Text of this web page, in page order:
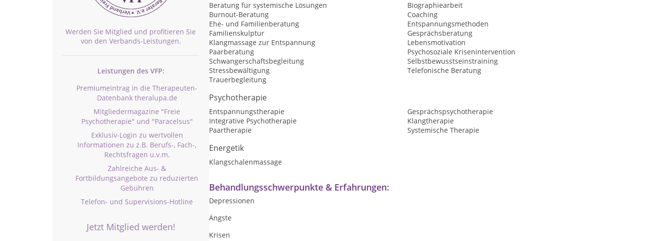
Werden Sie Mitglied und profitieren Sie
von den Verbands-Leistungen.
Leistungen des VFP:
Premiumeintrag in die Therapeuten-
Datenbank theralupa.de
Mitgliedermagazine "Freie
Psychotherapie" und "Paracelsus"
Exklusiv-Login zu wertvollen
Informationen zu z.B. Berufs-, Fach-,
Rechtsfragen u.v.m.
Zahlreiche Aus- &
Fortbildungsangebote zu reduzierten
Gebühren
Telefon- und Supervisions-Hotline
Jetzt Mitglied werden!
Beratung für systemische Lösungen
Biographiearbeit
Burnout-Beratung
Coaching
Ehe- und Familienberatung
Entspannungsmethoden
Familienskulptur
Gesprächsberatung
Klangmassage zur Entspannung
Lebensmotivation
Paarberatung
Psychosoziale Krisenintervention
Schwangerschaftsbegleitung
Selbstbewusstseinstraining
Stressbewältigung
Telefonische Beratung
Trauerbegleitung
Psychotherapie
Entspannungstherapie
Gesprächspsychotherapie
Integrative Psychotherapie
Klangtherapie
Paartherapie
Systemische Therapie
Energetik
Klangschalenmassage
Behandlungsschwerpunkte & Erfahrungen:
Depressionen
Ängste
Krisen